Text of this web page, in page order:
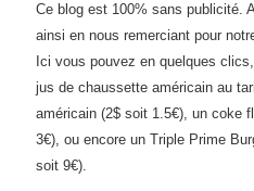
Ce blog est 100% sans publicité.
ainsi en nous remerciant pour
Ici vous pouvez en quelques
jus de chaussette américain au
américain (2$ soit 1.5€), un coke
3€), ou encore un Triple Prime
soit 9€).